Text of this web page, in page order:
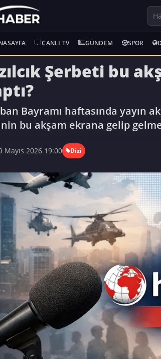
CANLI TV GÜNDEM SPOR
Şerbeti bu
Bayramı haftasında yayın
bu akşam ekrana gelip
Mayıs 2026 19:00 Dizi